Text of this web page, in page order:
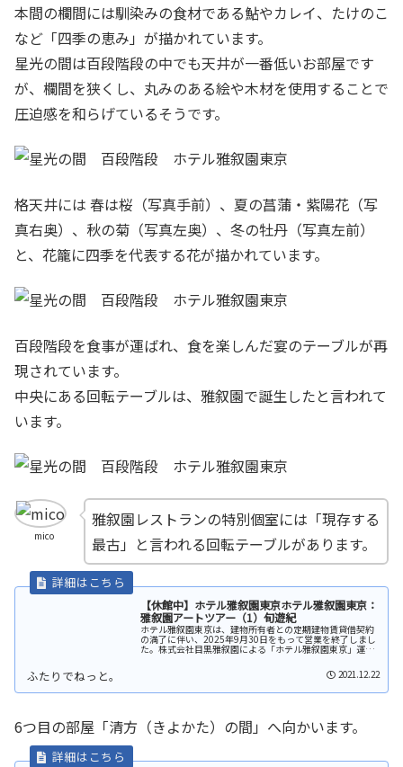
本間の欄間には馴染みの食材である鮎やカレイ、たけのこ
など「四季の恵み」が描かれています。
星光の間は百段階段の中でも天井が一番低いお部屋です
が、欄間を狭くし、丸みのある絵や木材を使用することで
圧迫感を和らげているそうです。
格天井には 春は桜（写真手前）、夏の菖蒲・紫陽花（写
真右奥）、秋の菊（写真左奥）、冬の牡丹（写真左前）
と、花籠に四季を代表する花が描かれています。
百段階段を食事が運ばれ、食を楽しんだ宴のテーブルが再
現されています。
中央にある回転テーブルは、雅叙園で誕生したと言われて
います。
mico
雅叙園レストランの特別個室には「現存する
最古」と言われる回転テーブルがあります。
【休館中】ホテル雅叙園東京ホテル雅叙園東京：
雅叙園アートツアー（1）旬遊紀
ホテル雅叙園東京は、建物所有者との定期建物賃貸借契約
の満了に伴い、2025年9月30日をもって営業を終了しまし
た。株式会社目黒雅叙園による「ホテル雅叙園東京」運営
2021.12.22
6つ目の部屋「清方（きよかた）の間」へ向かいます。